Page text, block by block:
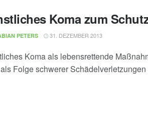
Koma zum
PETERS 31. DEZEMBER 2013
Koma als lebensrettende
Folge schwerer